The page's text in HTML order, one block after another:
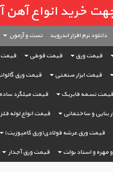
انواع آهن آلات-
دانلود نرم افزار اندروید تست و آزمون
قیمت ورق قیمت قوطی قیمت
قیمت ابزار صنعتی قیمت ورق
قیمت تسمه فابریک قیمت میلگرد ساده
بنایی و ساختمانی قیمت انواع لوله
قیمت ورق عرشه فولادی(ورق کامپوزیت)
مهره و استاد بولت قیمت ورق آجدار